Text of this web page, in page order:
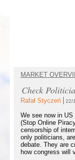
MARKET
Check
Rafał Styczeń 22/
We see now in
(Stop Online
censorship of
only politicians,
debate. They are
how congress will